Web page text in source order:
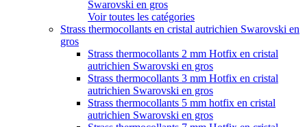
Swarovski en gros
Voir toutes les catégories
Strass thermocollants en cristal autrichien Swarovski en
gros
Strass thermocollants 2 mm Hotfix en cristal
autrichien Swarovski en gros
Strass thermocollants 3 mm Hotfix en cristal
autrichien Swarovski en gros
Strass thermocollants 5 mm hotfix en cristal
autrichien Swarovski en gros